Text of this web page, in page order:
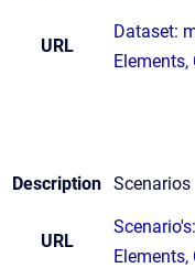
URL
Dataset:
Elements,
Description Scenarios
URL
Elements,